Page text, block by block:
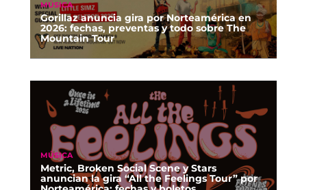
MÚSICA
Gorillaz anuncia gira por Norteamérica en
2026: fechas, preventas y todo sobre The
Mountain Tour
MÚSICA
Metric, Broken Social Scene y Stars
anuncian la gira “All the Feelings Tour” por